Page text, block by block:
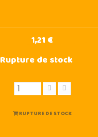
1,21 €
Rupture de stock
RUPTURE DE STOCK